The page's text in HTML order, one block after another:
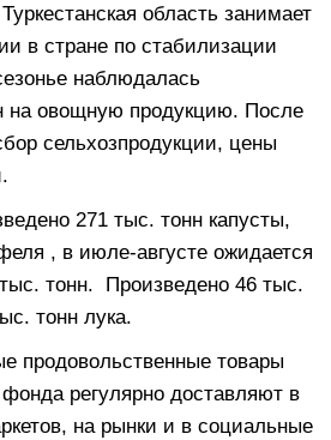
область занимает
в стране по стабилизации
наблюдалась
на овощную продукцию. После
сельхозпродукции, цены
271 тыс. тонн капусты,
, в июле-августе ожидается
тонн. Произведено 46 тыс.
тонн лука.
продовольственные товары
регулярно доставляют в
на рынки и в социальные